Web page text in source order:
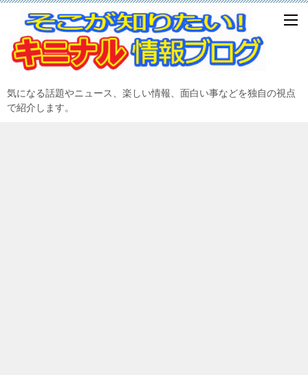
気になる話題やニュース、楽しい情報、面白い事などを独自の視点
で紹介します。